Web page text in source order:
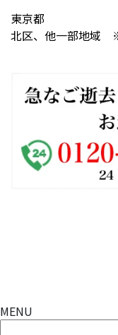
東京都
北区、他一部地域
MENU